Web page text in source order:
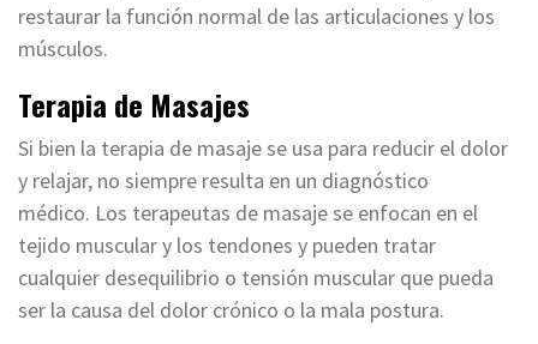
restaurar la función normal de las articulaciones y los
músculos.
Terapia de Masajes
Si bien la terapia de masaje se usa para reducir el dolor
y relajar, no siempre resulta en un diagnóstico
médico. Los terapeutas de masaje se enfocan en el
tejido muscular y los tendones y pueden tratar
cualquier desequilibrio o tensión muscular que pueda
ser la causa del dolor crónico o la mala postura.